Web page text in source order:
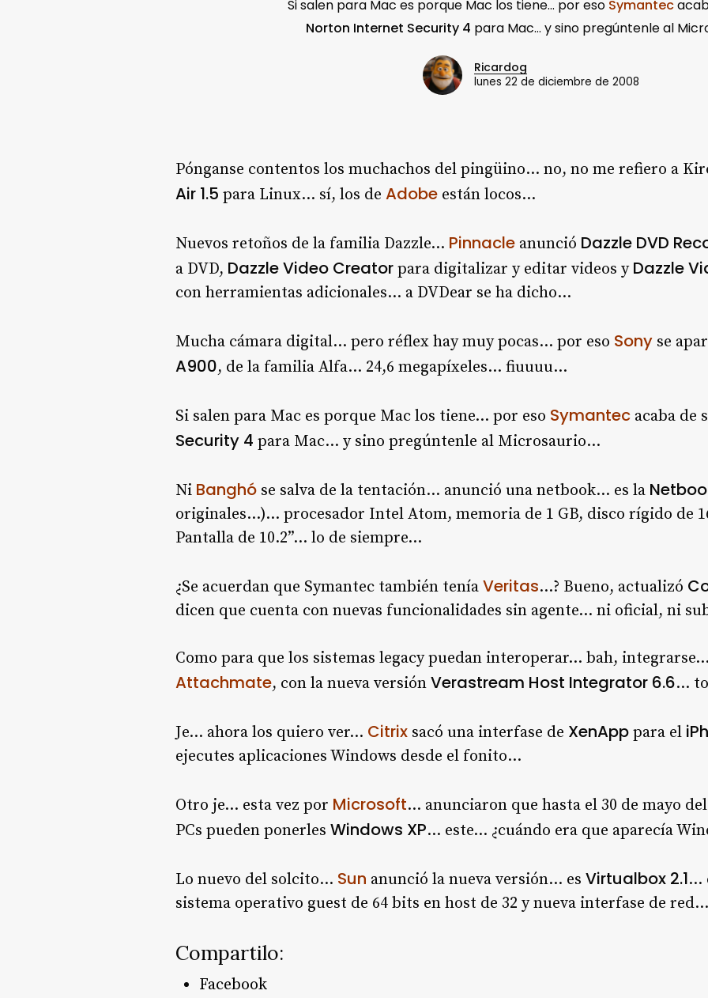
Si salen para Mac es porque Mac los tiene… por eso Symantec
Norton Internet Security 4 para Mac… y sino pregúntenle al
Ricardog
lunes 22 de diciembre de 2008
Pónganse contentos los muchachos del pingüino… no, no me refiero a
Air 1.5 para Linux… sí, los de Adobe están locos…
Nuevos retoños de la familia Dazzle… Pinnacle anunció Dazzle DVD
a DVD, Dazzle Video Creator para digitalizar y editar videos y Dazzle
con herramientas adicionales… a DVDear se ha dicho…
Mucha cámara digital… pero réflex hay muy pocas… por eso Sony se
A900, de la familia Alfa… 24,6 megapíxeles… fiuuuu…
Si salen para Mac es porque Mac los tiene… por eso Symantec acaba de
Security 4 para Mac… y sino pregúntenle al Microsaurio…
Ni Banghó se salva de la tentación… anunció una netbook… es la
originales…)… procesador Intel Atom, memoria de 1 GB, disco rígido de
Pantalla de 10.2”… lo de siempre…
¿Se acuerdan que Symantec también tenía Veritas…? Bueno, actualizó
dicen que cuenta con nuevas funcionalidades sin agente… ni oficial, ni
Como para que los sistemas legacy puedan interoperar… bah,
Attachmate, con la nueva versión Verastream Host Integrator 6.6…
Je… ahora los quiero ver… Citrix sacó una interfase de XenApp para el
ejecutes aplicaciones Windows desde el fonito…
Otro je… esta vez por Microsoft… anunciaron que hasta el 30 de mayo
PCs pueden ponerles Windows XP… este… ¿cuándo era que aparecía
Lo nuevo del solcito… Sun anunció la nueva versión… es Virtualbox 2.1…
sistema operativo guest de 64 bits en host de 32 y nueva interfase de red…
Compartilo:
Facebook